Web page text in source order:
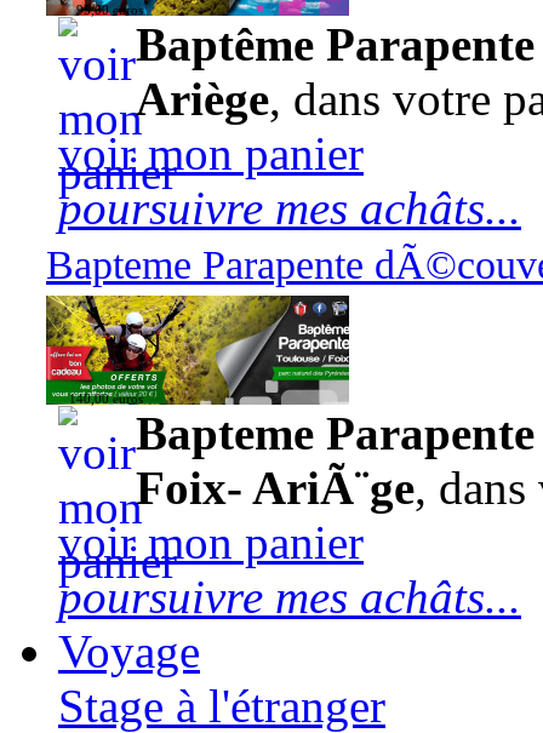
95,00 euros
Baptême
Ariège, dans votre
voir mon panier
poursuivre mes achâts...
Bapteme Parapente
140,00 euros
Bapteme
Foix- AriÃ¨ge,
voir mon panier
poursuivre mes achâts...
Voyage
Stage à l'étranger